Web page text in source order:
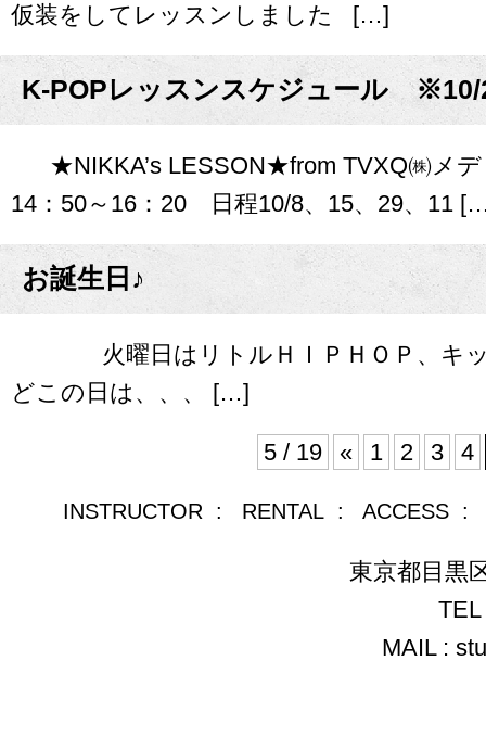
仮装をしてレッスンしました […]
K-POPレッスンスケジュール ※10/
★NIKKA’s LESSON★from TVXQ㈱メデ
14：50～16：20 日程10/8、15、29、11
お誕生日♪
火曜日はリトルＨＩＰＨＯＰ、キッ
どこの日は、、、 […]
5 / 19 « 1 2 3 4
INSTRUCTOR : RENTAL : ACCESS
東京都目黒
MAIL :